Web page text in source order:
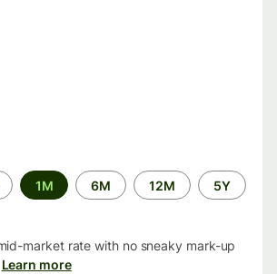
1M 6M 12M 5Y
market rate with no sneaky mark-up
Learn more